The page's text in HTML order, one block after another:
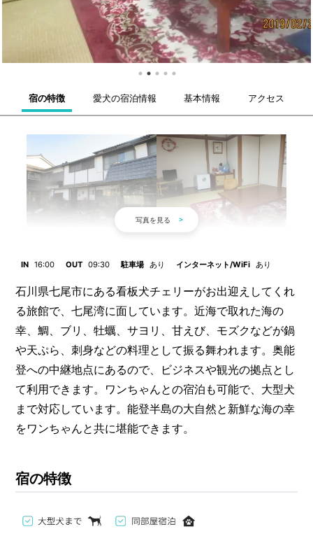
宿の特徴 愛犬の宿泊情報 基本情報 アクセス
IN 16:00 OUT 09:30 駐車場 あり インターネット/WiFi あり
石川県七尾市にある看板犬チェリーがお出迎えしてくれ
る旅館で、七尾湾に面しています。近海で取れた海の
幸、鯛、ブリ、牡蠣、サヨリ、甘えび、モズクなどが鍋
や天ぷら、刺身などの料理として振る舞われます。奥能
登への中継地点にあるので、ビジネスや観光の拠点とし
て利用できます。ワンちゃんとの宿泊も可能で、大型犬
まで対応しています。能登半島の大自然と新鮮な海の幸
をワンちゃんと共に堪能できます。
宿の特徴